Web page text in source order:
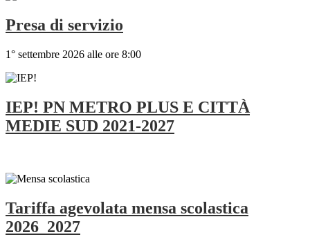
Presa di servizio
1° settembre 2026 alle ore 8:00
IEP! PN METRO PLUS E CITTÀ
MEDIE SUD 2021-2027
Tariffa agevolata mensa scolastica
2026_2027